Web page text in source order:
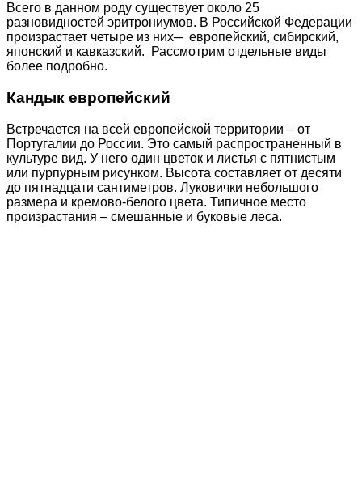
Всего в данном роду существует около 25
разновидностей эритрониумов. В Российской Федерации
произрастает четыре из них─ европейский, сибирский,
японский и кавказский. Рассмотрим отдельные виды
более подробно.
Кандык европейский
Встречается на всей европейской территории – от
Португалии до России. Это самый распространенный в
культуре вид. У него один цветок и листья с пятнистым
или пурпурным рисунком. Высота составляет от десяти
до пятнадцати сантиметров. Луковички небольшого
размера и кремово-белого цвета. Типичное место
произрастания – смешанные и буковые леса.